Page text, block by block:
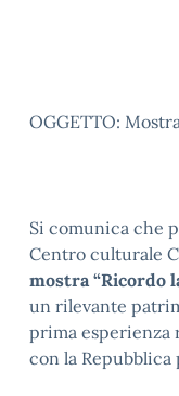
OGGETTO:
Si comunica che
Centro culturale
mostra “Ricordo
un rilevante
prima esperienza
con la Repubblica